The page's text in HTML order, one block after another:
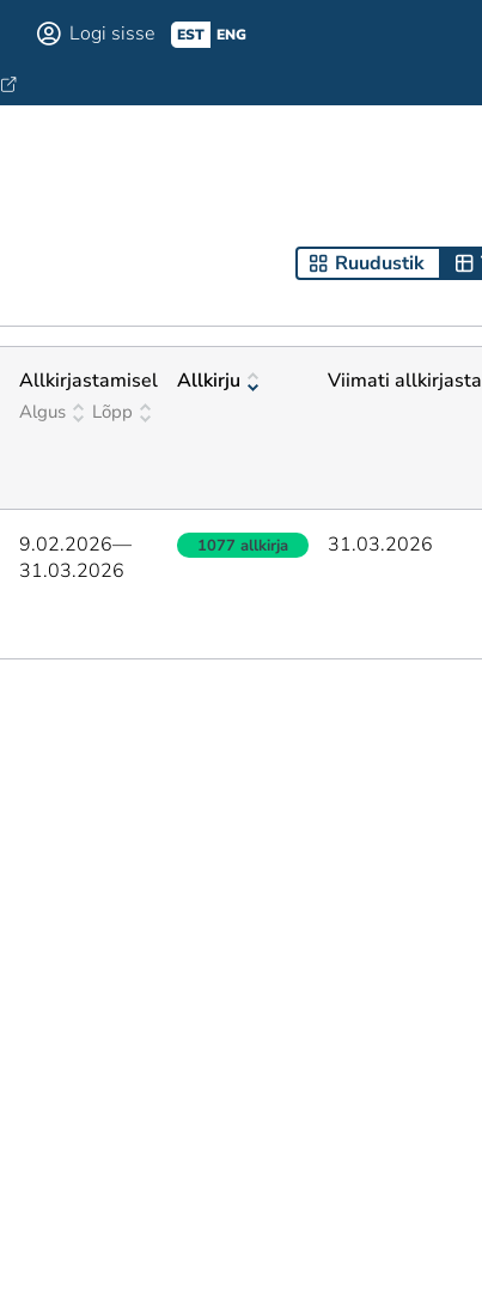
Logi sisse EST ENG
Ruudustik
Allkirjastamisel
Algus Lõpp
Allkirju Viimati
9.02.2026—
31.03.2026
1077 allkirja 31.03.2026